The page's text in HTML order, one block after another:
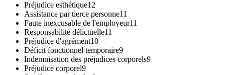
Préjudice esthétique12
Assistance par tierce personne11
Faute inexcusable de l'employeur11
Responsabilité délictuelle11
Préjudice d'agrément10
Déficit fonctionnel temporaire9
Indemnisation des préjudices corporels9
Préjudice corporel9